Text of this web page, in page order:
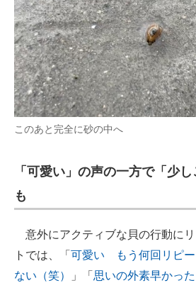
このあと完全に砂の中へ
「可愛い」の声の一方で「少
も
意外にアクティブな貝の行動に
トでは、「 可愛い もう何回リピー
ない（笑）
」「 思いの外素早かった